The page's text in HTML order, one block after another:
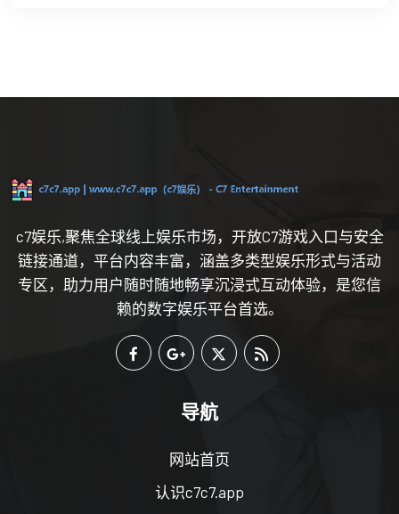
c7娱乐,聚焦全球线上娱乐市场，开放C7游戏入口与安全
链接通道，平台内容丰富，涵盖多类型娱乐形式与活动
专区，助力用户随时随地畅享沉浸式互动体验，是您信
赖的数字娱乐平台首选。
导航
网站首页
认识c7c7.app